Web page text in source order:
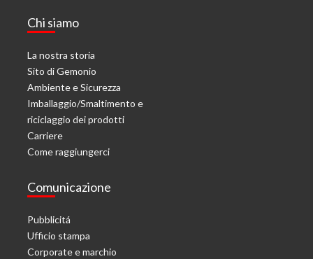
Chi siamo
La nostra storia
Sito di Gemonio
Ambiente e Sicurezza
Imballaggio/Smaltimento e
riciclaggio dei prodotti
Carriere
Come raggiungerci
Comunicazione
Pubblicitá
Ufficio stampa
Corporate e marchio